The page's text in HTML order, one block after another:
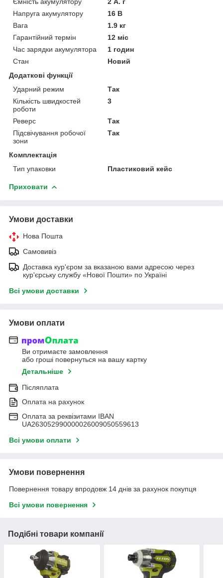
Напруга акумулятору
16 В
Вага
1.9 кг
Гарантійний термін
12 міс
Час зарядки акумулятора
1 годин
Стан
Новий
Додаткові функції
Ударний режим
Так
Кількість швидкостей
роботи
3
Реверс
Так
Підсвічування робочої
зони
Так
Комплектація
Тип упаковки
Пластиковий кейс
Приховати
Умови доставки
Нова Пошта
Самовивіз
Доставка кур'єром за вказаною вами адресою через
кур'єрську службу «Нової Пошти» по Україні
Всі умови доставки
Умови оплати
Ви отримаєте замовлення
або гроші повернуться на вашу картку
Детальніше
Післяплата
Оплата на рахунок
Оплата за реквізитами IBAN
UA263052990000026009050559613
Всі умови оплати
Умови повернення
Повернення товару впродовж 14 днів за рахунок покупця
Всі умови повернення
Подібні товари компанії